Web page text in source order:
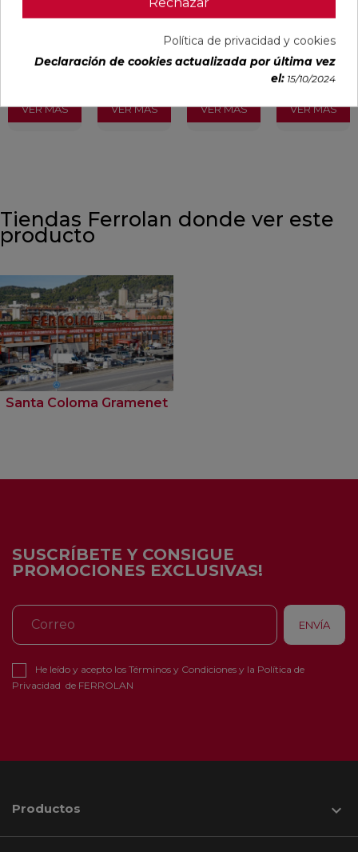
(IVA
VER MÁS
/m²
(IVA
VER MÁS
91080301
36,18 €
/m²
(IVA
VER MÁS
25,29 €
/m²
(IVA
incl.)
VER MÁS
Tiendas Ferrolan donde ver este
producto
Santa Coloma Gramenet
SUSCRÍBETE Y CONSIGUE
PROMOCIONES EXCLUSIVAS!
He leído y acepto los Términos y Condiciones y la Política de
Privacidad de FERROLAN
Productos 
Política de privacidad y cookies
Declaración de cookies actualizada por última vez
el: 15/10/2024